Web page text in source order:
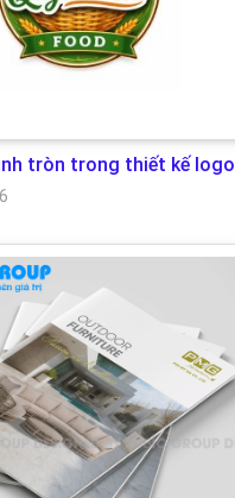
tròn trong thiết kế logo